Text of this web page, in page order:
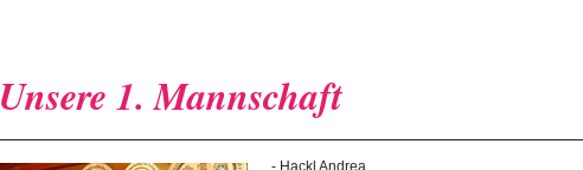
Unsere 1. Mannschaft
- Hackl Andrea